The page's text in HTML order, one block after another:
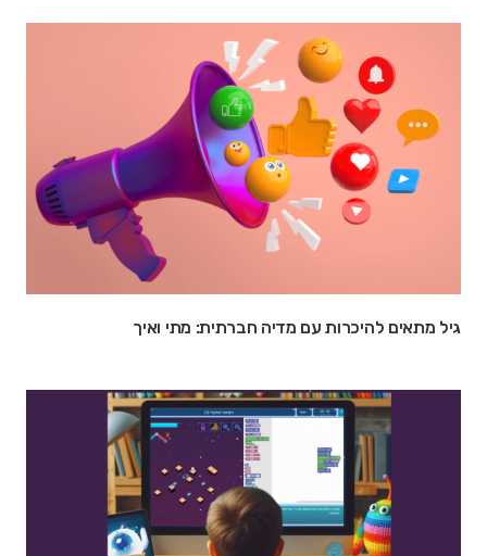
גיל מתאים להיכרות עם מדיה חברתית: מתי ואיך